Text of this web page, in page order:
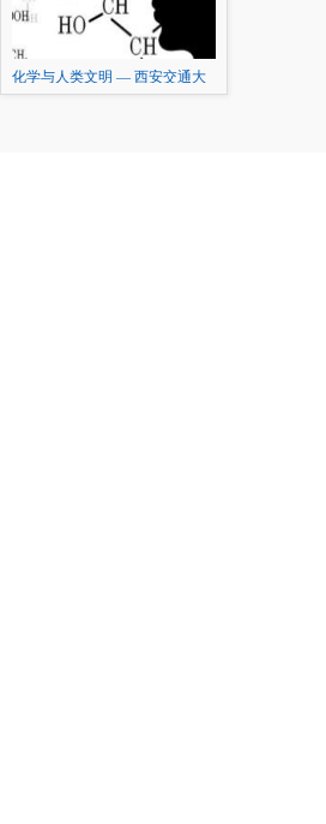
化学与人类文明 — 西安交通大